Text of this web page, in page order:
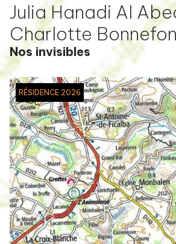
Julia Hanadi Al
Charlotte Bonnefon
Nos invisibles
RÉSIDENCE 2026